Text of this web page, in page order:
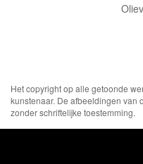
Het copyright op alle getoonde
kunstenaar. De afbeeldingen van
zonder schriftelijke toestemming.